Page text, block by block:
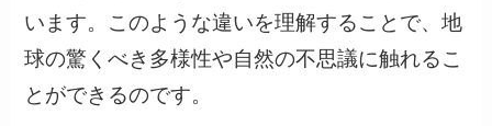
います。このような違いを理解することで、地
球の驚くべき多様性や自然の不思議に触れるこ
とができるのです。